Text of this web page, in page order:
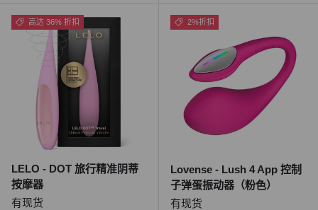
高达 36% 折扣
LELO - DOT 旅行精准阴蒂
按摩器
有现货
2%折扣
Lovense - Lush 4 App 控制
子弹蛋振动器（粉色）
有现货